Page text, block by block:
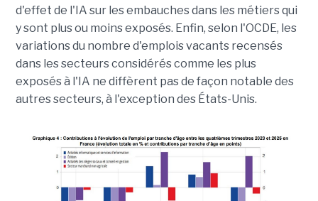
d'effet de l'IA sur les embauches dans les métiers qui
y sont plus ou moins exposés. Enfin, selon l'OCDE, les
variations du nombre d'emplois vacants recensés
dans les secteurs considérés comme les plus
exposés à l'IA ne diffèrent pas de façon notable des
autres secteurs, à l'exception des États-Unis.